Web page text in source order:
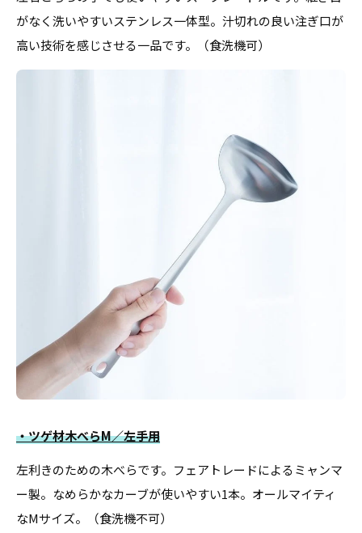
がなく洗いやすいステンレス一体型。汁切れの良い注ぎ口が
高い技術を感じさせる一品です。（食洗機可）
・ツゲ材木べらM／左手用
左利きのための木べらです。フェアトレードによるミャンマ
ー製。なめらかなカーブが使いやすい1本。オールマイティ
なMサイズ。（食洗機不可）